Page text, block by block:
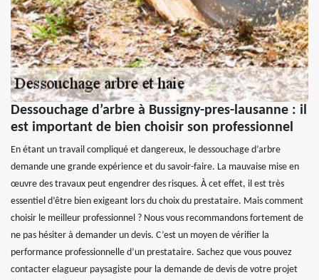
Dessouchage d’arbre à Bussigny-pres-lausanne : il
est important de bien choisir son professionnel
En étant un travail compliqué et dangereux, le dessouchage d’arbre
demande une grande expérience et du savoir-faire. La mauvaise mise en
œuvre des travaux peut engendrer des risques. À cet effet, il est très
essentiel d’être bien exigeant lors du choix du prestataire. Mais comment
choisir le meilleur professionnel ? Nous vous recommandons fortement de
ne pas hésiter à demander un devis. C’est un moyen de vérifier la
performance professionnelle d’un prestataire. Sachez que vous pouvez
contacter elagueur paysagiste pour la demande de devis de votre projet